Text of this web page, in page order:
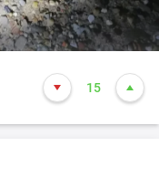
в этом сезоне?
15